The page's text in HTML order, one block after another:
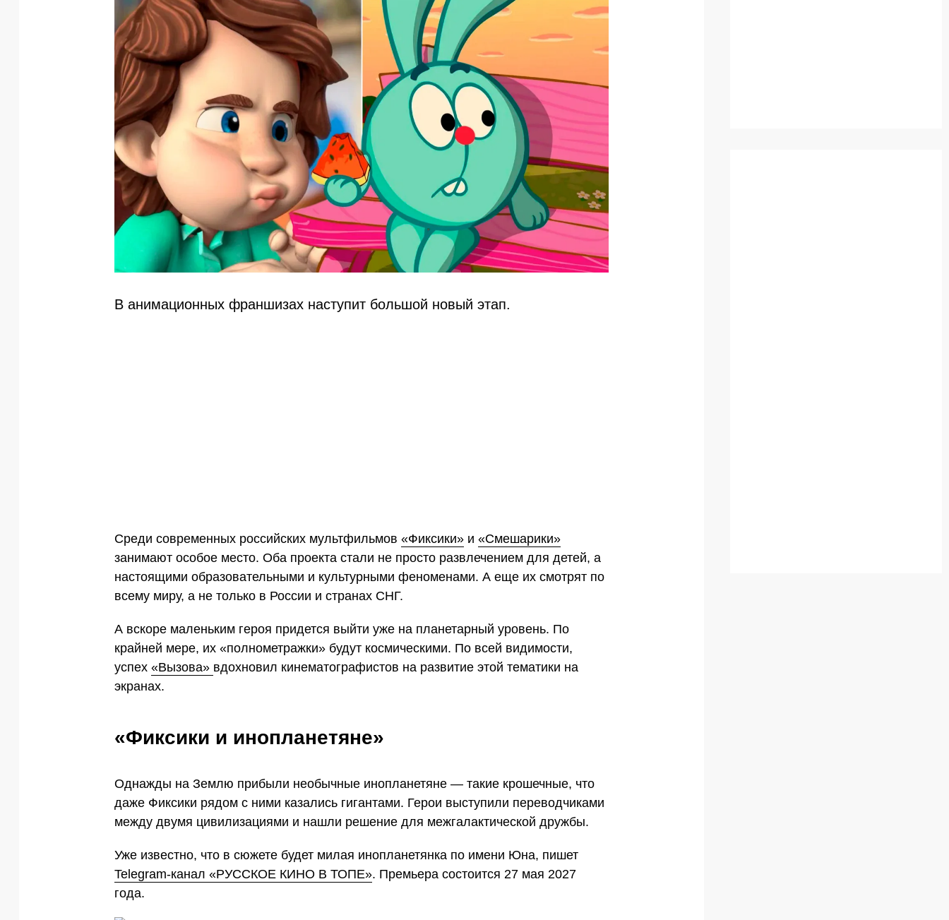
В анимационных франшизах наступит большой новый этап.
Среди современных российских мультфильмов «Фиксики» и «Смешарики»
занимают особое место. Оба проекта стали не просто развлечением для детей, а
настоящими образовательными и культурными феноменами. А еще их смотрят по
всему миру, а не только в России и странах СНГ.
А вскоре маленьким героя придется выйти уже на планетарный уровень. По
крайней мере, их «полнометражки» будут космическими. По всей видимости,
успех «Вызова» вдохновил кинематографистов на развитие этой тематики на
экранах.
«Фиксики и инопланетяне»
Однажды на Землю прибыли необычные инопланетяне — такие крошечные, что
даже Фиксики рядом с ними казались гигантами. Герои выступили переводчиками
между двумя цивилизациями и нашли решение для межгалактической дружбы.
Уже известно, что в сюжете будет милая инопланетянка по имени Юна, пишет
Telegram-канал «РУССКОЕ КИНО В ТОПЕ». Премьера состоится 27 мая 2027
года.